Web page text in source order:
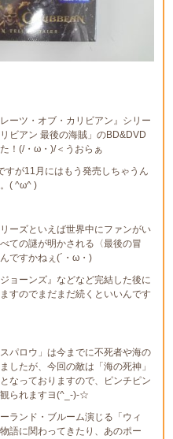
ーツ・オブ・カリビアン』シリー
ビアン 最後の海賊」のBD&DVD
！(/・ω・)/＜うおらぁ
すが11月にはもう発売しちゃうん
( ^ω^ )
ーズといえば世界中にファンがい
ての謎が明かされる〈最後の冒
ですかねぇ(´・ω・)
ョーンズ』などなど完結した後に
すのでまだまだ続くといいんです
パロウ」は今までに不死者や海の
したが、今回の敵は「海の死神」
なっておりますので、ピンチピン
られますヨ(^_-)-☆
ランド・ブルーム演じる「ウィ
語に関わってきたり、あのポー